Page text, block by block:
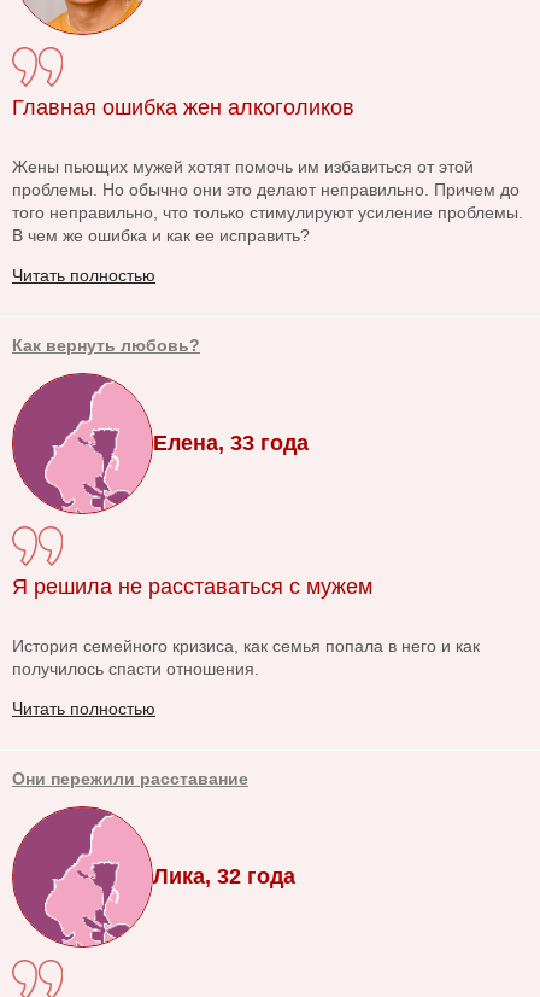
Главная ошибка жен алкоголиков
Жены пьющих мужей хотят помочь им избавиться от этой
проблемы. Но обычно они это делают неправильно. Причем до
того неправильно, что только стимулируют усиление проблемы.
В чем же ошибка и как ее исправить?
Читать полностью
Как вернуть любовь?
Елена, 33 года
Я решила не расставаться с мужем
История семейного кризиса, как семья попала в него и как
получилось спасти отношения.
Читать полностью
Они пережили расставание
Лика, 32 года